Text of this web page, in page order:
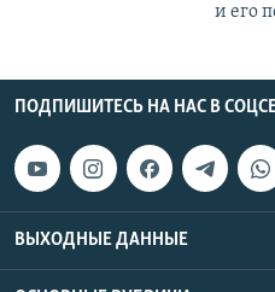
и его
ПОДПИШИТЕСЬ НА НАС В
ВЫХОДНЫЕ ДАННЫЕ